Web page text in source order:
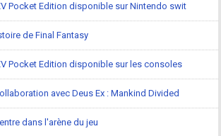
Pocket Edition disponible sur Nintendo swit
de Final Fantasy
Pocket Edition disponible sur les consoles
avec Deus Ex : Mankind Divided
dans l'arène du jeu